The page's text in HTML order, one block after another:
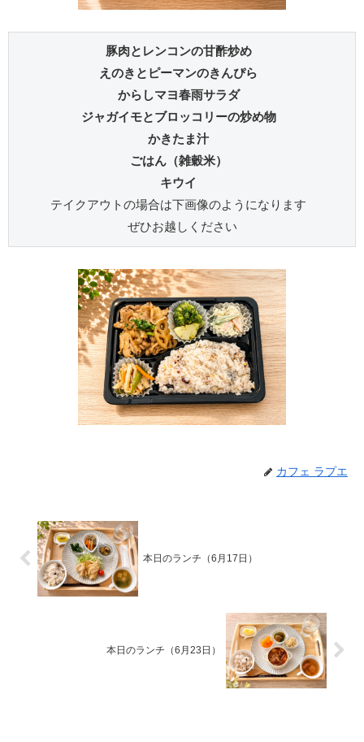
豚肉とレンコンの甘酢炒め
えのきとピーマンのきんぴら
からしマヨ春雨サラダ
ジャガイモとブロッコリーの炒め物
かきたま汁
ごはん（雑穀米）
キウイ
テイクアウトの場合は下画像のようになります
ぜひお越しください
カフェ ラプエ
本日のランチ（6月17日）
本日のランチ（6月23日）